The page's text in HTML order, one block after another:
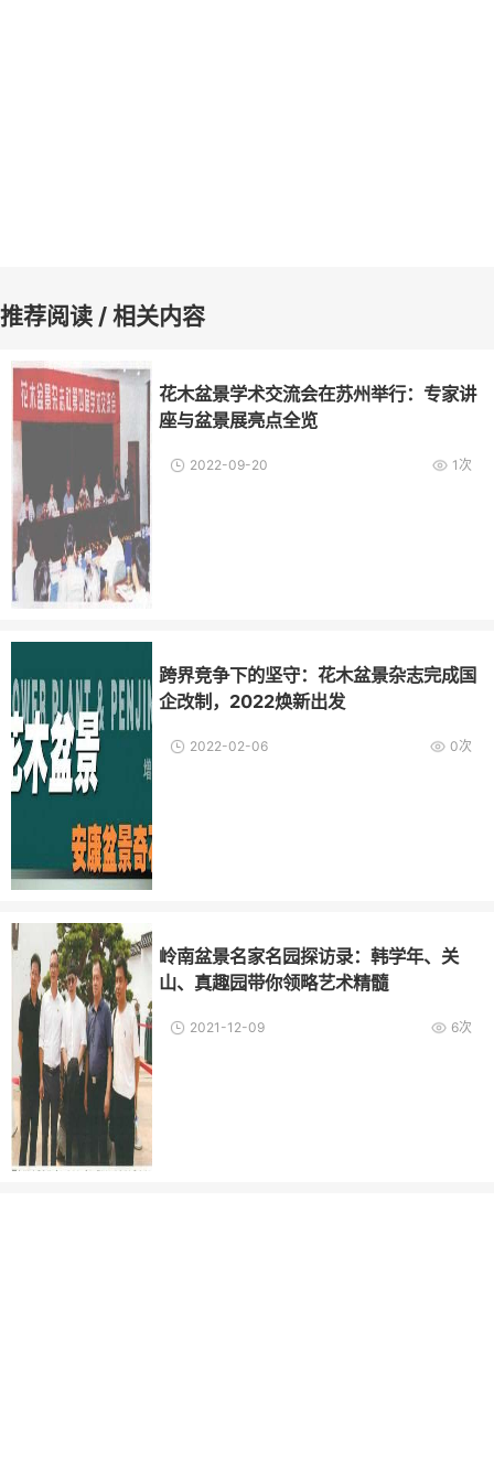
推荐阅读 / 相关内容
花木盆景学术交流会在苏州举行：专家讲
座与盆景展亮点全览
1次
2022-09-20
跨界竞争下的坚守：花木盆景杂志完成国
企改制，2022焕新出发
0次
2022-02-06
岭南盆景名家名园探访录：韩学年、关
山、真趣园带你领略艺术精髓
6次
2021-12-09